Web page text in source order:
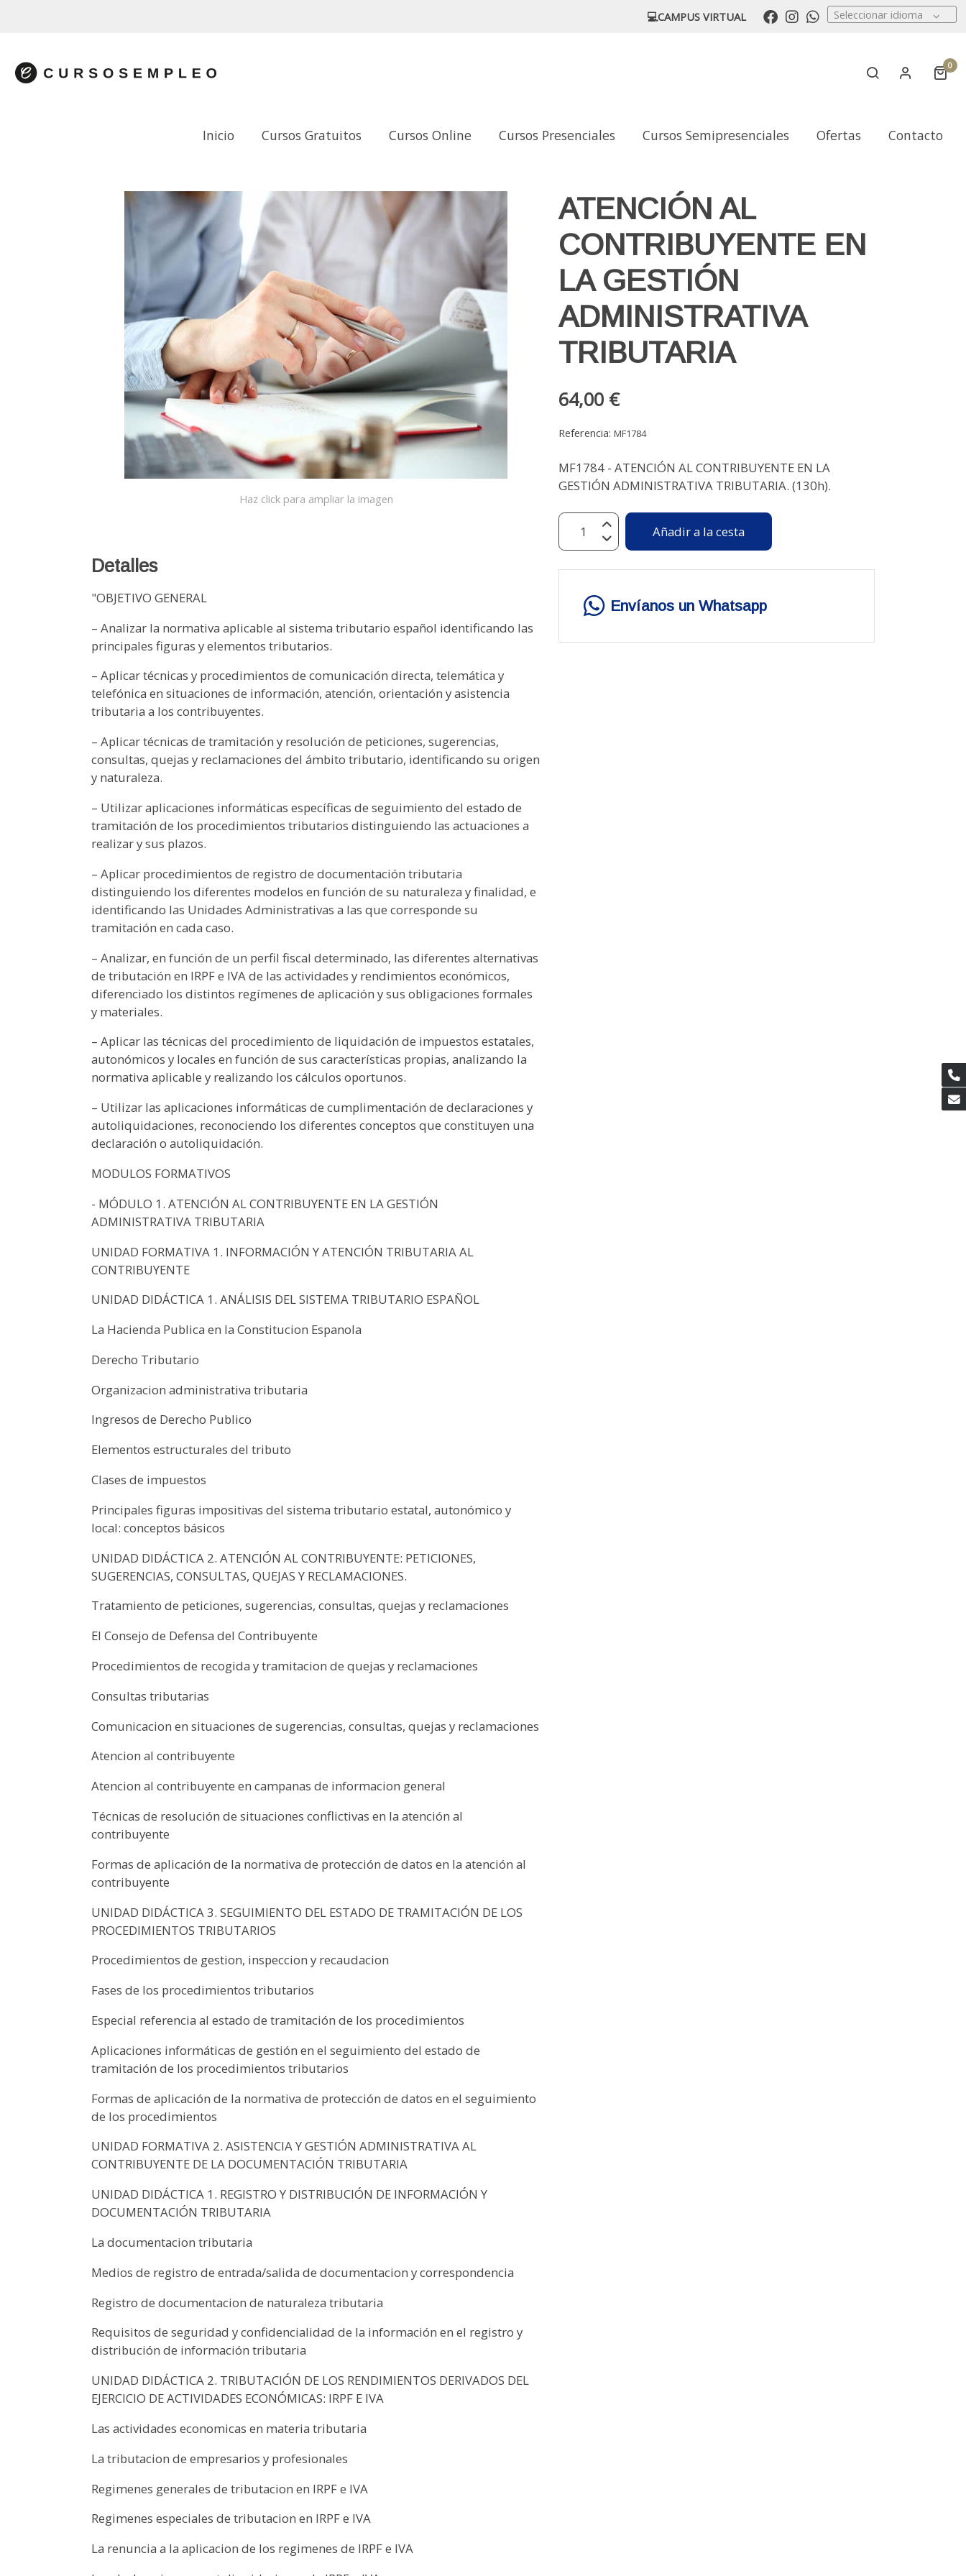
💻CAMPUS VIRTUAL Seleccionar idioma
0
Inicio Cursos Gratuitos Cursos Online Cursos Presenciales Cursos Semipresenciales Ofertas Contacto
Haz click para ampliar la imagen
Detalles
"OBJETIVO GENERAL
– Analizar la normativa aplicable al sistema tributario español identificando las
principales figuras y elementos tributarios.
– Aplicar técnicas y procedimientos de comunicación directa, telemática y
telefónica en situaciones de información, atención, orientación y asistencia
tributaria a los contribuyentes.
– Aplicar técnicas de tramitación y resolución de peticiones, sugerencias,
consultas, quejas y reclamaciones del ámbito tributario, identificando su origen
y naturaleza.
– Utilizar aplicaciones informáticas específicas de seguimiento del estado de
tramitación de los procedimientos tributarios distinguiendo las actuaciones a
realizar y sus plazos.
– Aplicar procedimientos de registro de documentación tributaria
distinguiendo los diferentes modelos en función de su naturaleza y finalidad, e
identificando las Unidades Administrativas a las que corresponde su
tramitación en cada caso.
– Analizar, en función de un perfil fiscal determinado, las diferentes alternativas
de tributación en IRPF e IVA de las actividades y rendimientos económicos,
diferenciado los distintos regímenes de aplicación y sus obligaciones formales
y materiales.
– Aplicar las técnicas del procedimiento de liquidación de impuestos estatales,
autonómicos y locales en función de sus características propias, analizando la
normativa aplicable y realizando los cálculos oportunos.
– Utilizar las aplicaciones informáticas de cumplimentación de declaraciones y
autoliquidaciones, reconociendo los diferentes conceptos que constituyen una
declaración o autoliquidación.
MODULOS FORMATIVOS
- MÓDULO 1. ATENCIÓN AL CONTRIBUYENTE EN LA GESTIÓN
ADMINISTRATIVA TRIBUTARIA
UNIDAD FORMATIVA 1. INFORMACIÓN Y ATENCIÓN TRIBUTARIA AL
CONTRIBUYENTE
UNIDAD DIDÁCTICA 1. ANÁLISIS DEL SISTEMA TRIBUTARIO ESPAÑOL
La Hacienda Publica en la Constitucion Espanola
Derecho Tributario
Organizacion administrativa tributaria
Ingresos de Derecho Publico
Elementos estructurales del tributo
Clases de impuestos
Principales figuras impositivas del sistema tributario estatal, autonómico y
local: conceptos básicos
UNIDAD DIDÁCTICA 2. ATENCIÓN AL CONTRIBUYENTE: PETICIONES,
SUGERENCIAS, CONSULTAS, QUEJAS Y RECLAMACIONES.
Tratamiento de peticiones, sugerencias, consultas, quejas y reclamaciones
El Consejo de Defensa del Contribuyente
Procedimientos de recogida y tramitacion de quejas y reclamaciones
Consultas tributarias
Comunicacion en situaciones de sugerencias, consultas, quejas y reclamaciones
Atencion al contribuyente
Atencion al contribuyente en campanas de informacion general
Técnicas de resolución de situaciones conflictivas en la atención al
contribuyente
Formas de aplicación de la normativa de protección de datos en la atención al
contribuyente
UNIDAD DIDÁCTICA 3. SEGUIMIENTO DEL ESTADO DE TRAMITACIÓN DE LOS
PROCEDIMIENTOS TRIBUTARIOS
Procedimientos de gestion, inspeccion y recaudacion
Fases de los procedimientos tributarios
Especial referencia al estado de tramitación de los procedimientos
Aplicaciones informáticas de gestión en el seguimiento del estado de
tramitación de los procedimientos tributarios
Formas de aplicación de la normativa de protección de datos en el seguimiento
de los procedimientos
UNIDAD FORMATIVA 2. ASISTENCIA Y GESTIÓN ADMINISTRATIVA AL
CONTRIBUYENTE DE LA DOCUMENTACIÓN TRIBUTARIA
UNIDAD DIDÁCTICA 1. REGISTRO Y DISTRIBUCIÓN DE INFORMACIÓN Y
DOCUMENTACIÓN TRIBUTARIA
La documentacion tributaria
Medios de registro de entrada/salida de documentacion y correspondencia
Registro de documentacion de naturaleza tributaria
Requisitos de seguridad y confidencialidad de la información en el registro y
distribución de información tributaria
UNIDAD DIDÁCTICA 2. TRIBUTACIÓN DE LOS RENDIMIENTOS DERIVADOS DEL
EJERCICIO DE ACTIVIDADES ECONÓMICAS: IRPF E IVA
Las actividades economicas en materia tributaria
La tributacion de empresarios y profesionales
Regimenes generales de tributacion en IRPF e IVA
Regimenes especiales de tributacion en IRPF e IVA
La renuncia a la aplicacion de los regimenes de IRPF e IVA
ATENCIÓN AL
CONTRIBUYENTE EN
LA GESTIÓN
ADMINISTRATIVA
TRIBUTARIA
64,00 €
Referencia:MF1784
MF1784 - ATENCIÓN AL CONTRIBUYENTE EN LA
GESTIÓN ADMINISTRATIVA TRIBUTARIA. (130h).
Añadir a la cesta
Envíanos un Whatsapp